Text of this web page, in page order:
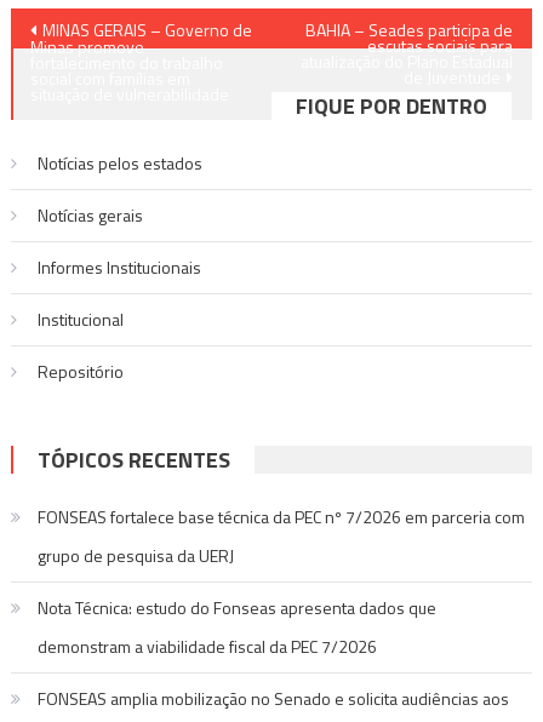
Navegação
Post
MINAS GERAIS – Governo de
Minas promove
BAHIA – Seades participa de
escutas sociais para
FIQUE POR DENTRO
Notícias pelos estados
Notí­cias gerais
Informes Institucionais
Institucional
Repositório
TÓPICOS RECENTES
FONSEAS fortalece base técnica da PEC nº 7/2026 em parceria com
grupo de pesquisa da UERJ
Nota Técnica: estudo do Fonseas apresenta dados que
demonstram a viabilidade fiscal da PEC 7/2026
FONSEAS amplia mobilização no Senado e solicita audiências aos